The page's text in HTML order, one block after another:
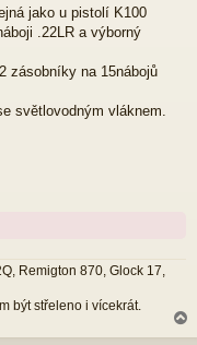
jako u pistolí K100
.22LR a výborný
zásobníky na 15nábojů
světlovodným vláknem.
Remigton 870, Glock 17,
být střeleno i vícekrát.
a